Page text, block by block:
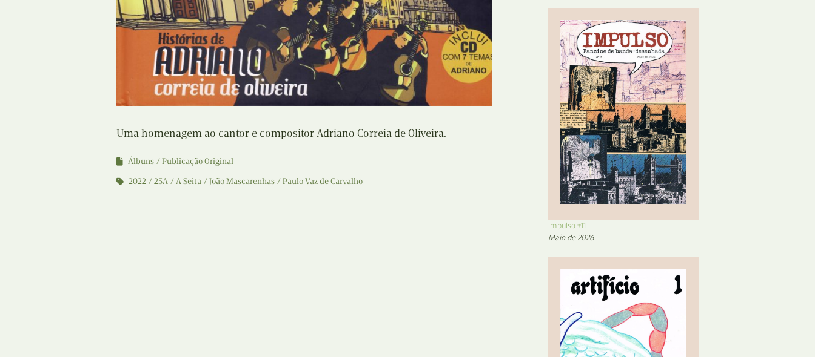
Programas e Catálogos
Publicações em periódicos
Recolha
Web BD
Uma homenagem ao cantor e compositor Adriano Correia de Oliveira.
Álbuns
Publicação Original
2022
25A A Seita João Mascarenhas Paulo Vaz de Carvalho
Impulso #11
Maio de 2026